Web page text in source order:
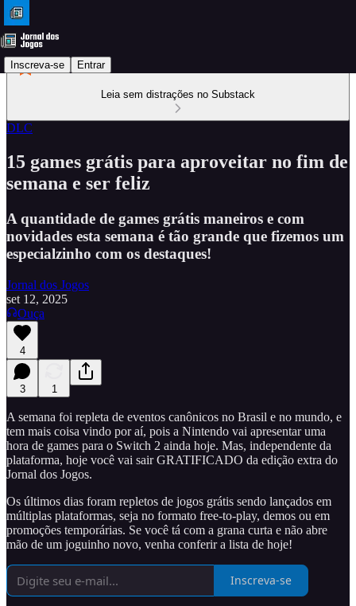
Inscreva-se Entrar
Leia sem distrações no Substack
DLC
15 games grátis para aproveitar no fim de
semana e ser feliz
A quantidade de games grátis maneiros e com
novidades esta semana é tão grande que fizemos um
especialzinho com os destaques!
Jornal dos Jogos
set 12, 2025
Ouça
4
3 1
A semana foi repleta de eventos canônicos no Brasil e no mundo, e
tem mais coisa vindo por aí, pois a Nintendo vai apresentar uma
hora de games para o Switch 2 ainda hoje. Mas, independente da
plataforma, hoje você vai sair GRATIFICADO da edição extra do
Jornal dos Jogos.
Os últimos dias foram repletos de jogos grátis sendo lançados em
múltiplas plataformas, seja no formato free-to-play, demos ou em
promoções temporárias. Se você tá com a grana curta e não abre
mão de um joguinho novo, venha conferir a lista de hoje!
Inscreva-se